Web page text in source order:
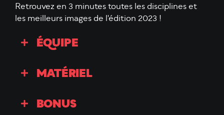
Retrouvez en 3 minutes toutes les disciplines et
les meilleurs images de l'édition 2023 !
ÉQUIPE
MATÉRIEL
BONUS